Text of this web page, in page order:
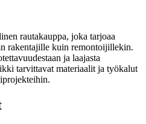
rautakauppa, joka tarjoaa
rakentajille kuin remontoijillekin.
ja laajasta
tarvittavat materiaalit ja työkalut